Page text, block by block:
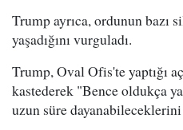
Trump ayrıca, ordunun bazı
yaşadığını vurguladı.
Trump, Oval Ofis'te yaptığı
kastederek "Bence oldukça
uzun süre